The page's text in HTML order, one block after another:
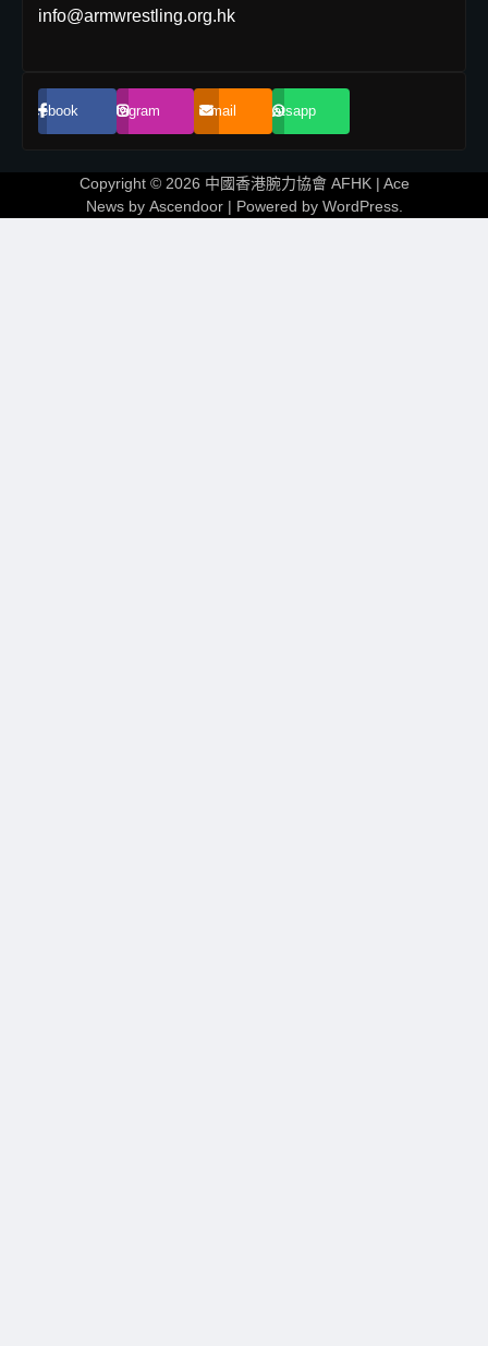
info@armwrestling.org.hk
Facebook Instagram Email Whatsapp
Copyright © 2026 中國香港腕力協會 AFHK| Ace
News by Ascendoor| Powered by WordPress.